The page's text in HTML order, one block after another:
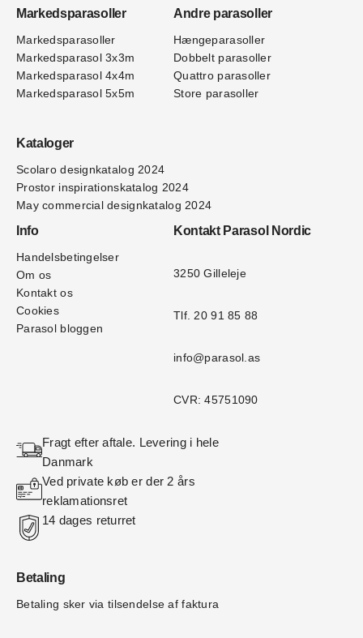
Markedsparasoller
Markedsparasoller
Markedsparasol 3x3m
Markedsparasol 4x4m
Markedsparasol 5x5m
Andre parasoller
Hængeparasoller
Dobbelt parasoller
Quattro parasoller
Store parasoller
Kataloger
Scolaro designkatalog 2024
Prostor inspirationskatalog 2024
May commercial designkatalog 2024
Info
Handelsbetingelser
Om os
Kontakt os
Cookies
Parasol bloggen
Kontakt Parasol Nordic
3250 Gilleleje
Tlf. 20 91 85 88
info@parasol.as
CVR: 45751090
Fragt efter aftale. Levering i hele
Danmark
Ved private køb er der 2 års
reklamationsret
14 dages returret
Betaling
Betaling sker via tilsendelse af faktura